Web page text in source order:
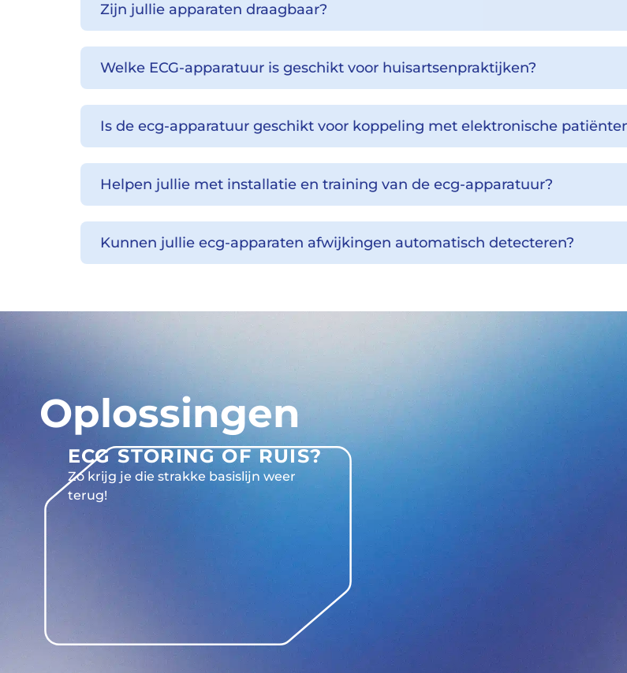
Zijn jullie apparaten draagbaar?
Welke ECG-apparatuur is geschikt voor huisartsenpraktijken?
Is de ecg-apparatuur geschikt voor koppeling met elektronische
Helpen jullie met installatie en training van de ecg-apparatuur?
Kunnen jullie ecg-apparaten afwijkingen automatisch detecteren?
Oplossingen
ECG STORING OF RUIS?
Zo krijg je die strakke basislijn weer
terug!